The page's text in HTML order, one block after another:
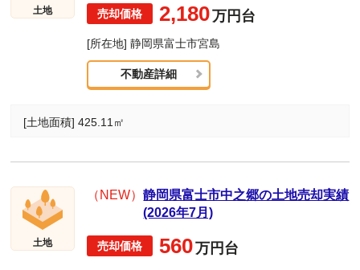
土地 2,180万円台
[所在地] 静岡県富士市宮島
不動産詳細
[土地面積] 425.11㎡
土地
（NEW）静岡県富士市中之郷の土地売却実績
(2026年7月)
560万円台